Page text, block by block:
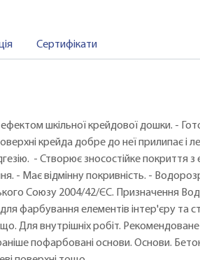
Сертифікати
шкільної крейдової дошки. -
крейда добре до неї прилипає і
- Створює зносостійке покриття
- Має відмінну покривність. -
Союзу 2004/42/ЄC.
фарбування елементів інтер'єру
Для внутрішніх робіт.
пофарбовані основи. Основи.